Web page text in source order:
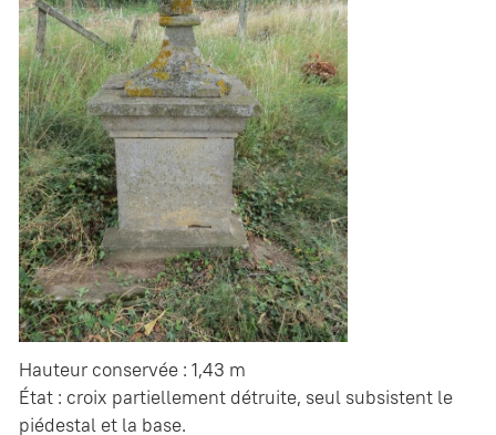
Hauteur conservée : 1,43 m
État : croix partiellement détruite, seul subsistent le
piédestal et la base.